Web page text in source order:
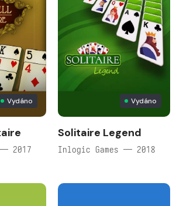
Vydáno
2017
Vydáno
Solitaire Legend
Inlogic Games — 2018